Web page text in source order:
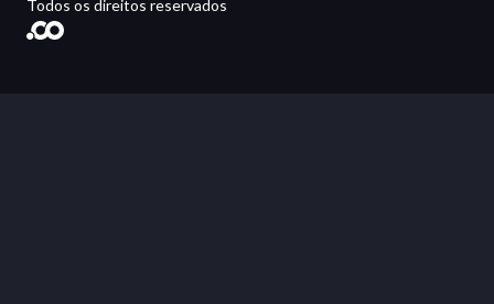
Todos os direitos reservados